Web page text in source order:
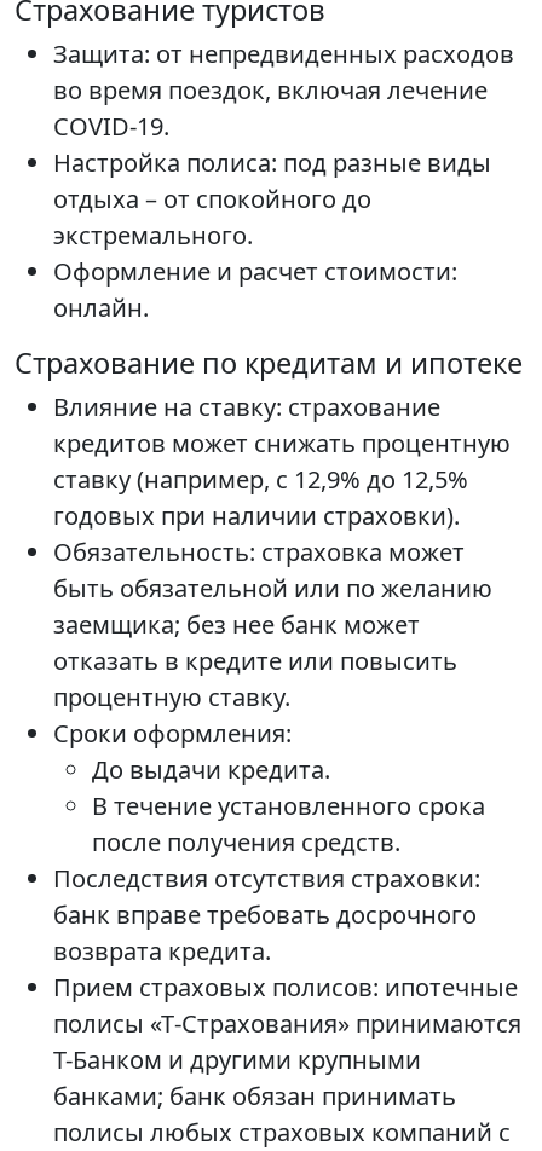
Страхование туристов
Защита: от непредвиденных расходов
во время поездок, включая лечение
COVID-19.
Настройка полиса: под разные виды
отдыха – от спокойного до
экстремального.
Оформление и расчет стоимости:
онлайн.
Страхование по кредитам и ипотеке
Влияние на ставку: страхование
кредитов может снижать процентную
ставку (например, с 12,9% до 12,5%
годовых при наличии страховки).
Обязательность: страховка может
быть обязательной или по желанию
заемщика; без нее банк может
отказать в кредите или повысить
процентную ставку.
Сроки оформления:
До выдачи кредита.
В течение установленного срока
после получения средств.
Последствия отсутствия страховки:
банк вправе требовать досрочного
возврата кредита.
Прием страховых полисов: ипотечные
полисы «Т‑Страхования» принимаются
Т-Банком и другими крупными
банками; банк обязан принимать
полисы любых страховых компаний с